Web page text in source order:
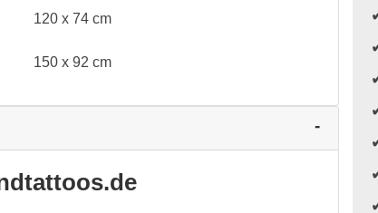
120 x 74 cm
150 x 92 cm